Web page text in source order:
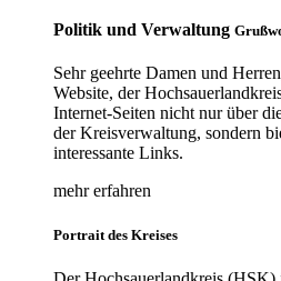
Politik und Verwaltung
Sehr geehrte Damen und
Website, der
Internet-Seiten nicht nur über
der Kreisverwaltung, sondern
interessante Links.
mehr erfahren
Portrait des Kreises